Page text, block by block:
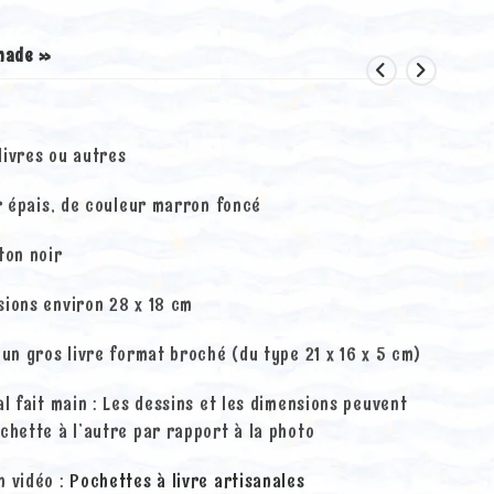
»
ou autres
de couleur marron foncé
noir
environ 28 x 18 cm
gros livre format broché (du type 21 x 16 x 5 cm)
fait main : Les dessins et les dimensions peuvent
à l’autre par rapport à la photo
vidéo : Pochettes à livre artisanales